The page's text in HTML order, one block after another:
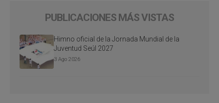
PUBLICACIONES MÁS VISTAS
Himno oficial de la Jornada Mundial de la
Juventud Seúl 2027
3 Ago 2026